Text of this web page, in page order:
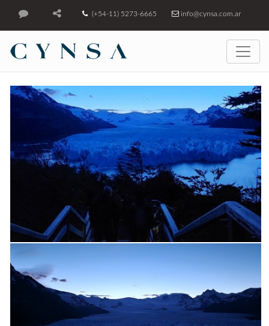
(+54-11) 5273-6665 info@cynsa.com.ar